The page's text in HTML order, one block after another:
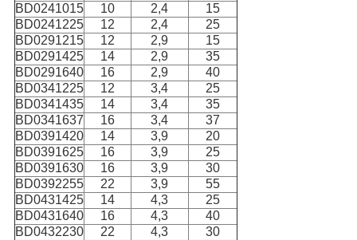
BD0241015
10 2,4
15
BD0241225
12 2,4
25
BD0291215
12 2,9
15
BD0291425
14 2,9
35
BD0291640
16 2,9
40
BD0341225
12 3,4
25
BD0341435
14 3,4
35
BD0341637
16 3,4
37
BD0391420
14 3,9
20
BD0391625
16 3,9
25
BD0391630
16 3,9
30
BD0392255
22 3,9
55
BD0431425
14 4,3
25
BD0431640
16 4,3
40
BD0432230
22 4,3
30